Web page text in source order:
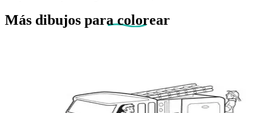
Más dibujos para colorear